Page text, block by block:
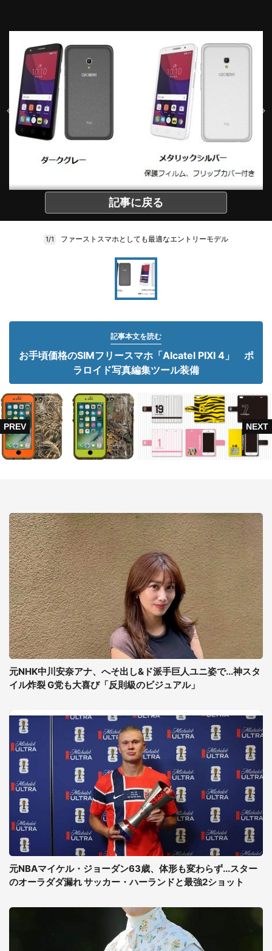
記事に戻る
1/1 ファーストスマホとしても最適なエントリーモデル
記事本文を読む
お手頃価格のSIMフリースマホ「Alcatel PIXI 4」 ポ
ラロイド写真編集ツール装備
元NHK中川安奈アナ、へそ出し&ド派手巨人ユニ姿で...神スタ
イル炸裂 G党も大喜び「反則級のビジュアル」
元NBAマイケル・ジョーダン63歳、体形も変わらず...スター
のオーラダダ漏れ サッカー・ハーランドと最強2ショット